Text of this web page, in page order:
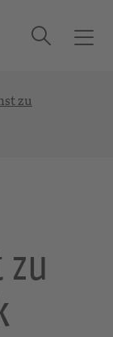
T
Suche
zu
zu